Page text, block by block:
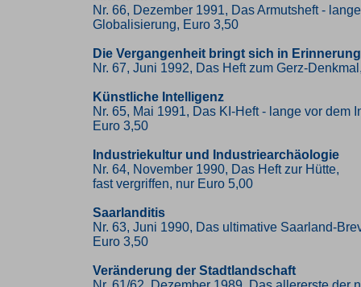
Nr. 66, Dezember 1991, Das Armutsheft -
Globalisierung, Euro 3,50
Die Vergangenheit bringt sich in Erinnerung
Nr. 67, Juni 1992, Das Heft zum Gerz-
Künstliche Intelligenz
Nr. 65, Mai 1991, Das KI-Heft - lange vor dem
Euro 3,50
Industriekultur und Industriearchäologie
Nr. 64, November 1990, Das Heft zur Hütte,
fast vergriffen, nur Euro 5,00
Saarlanditis
Nr. 63, Juni 1990, Das ultimative Saarland-
Euro 3,50
Veränderung der Stadtlandschaft